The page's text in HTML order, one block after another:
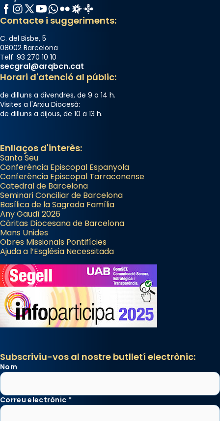
Facebook
Instagram
X / Twitter
YouTube
WhatsApp
FlickrRadio Estel
Catalunya Cristiana
Contacte i suggeriments:
C. del Bisbe, 5
08002 Barcelona
Telf. 93 270 10 10
secgral@arqbcn.cat
Horari d'atenció al públic:
de dilluns a divendres, de 9 a 14 h.
Visites a l'Arxiu Diocesà:
de dilluns a dijous, de 10 a 13 h.
Enllaços d'interès:
Santa Seu
Conferència Episcopal Espanyola
Conferència Episcopal Tarraconense
Catedral de Barcelona
Seminari Conciliar de Barcelona
Basílica de la Sagrada Família
Any Gaudí 2026
Càritas Diocesana de Barcelona
Mans Unides
Obres Missionals Pontifícies
Ajuda a l’Església Necessitada
Subscriviu-vos al nostre butlletí electrònic:
Nom
Correu electrònic *